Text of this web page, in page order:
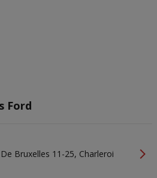
Ford
Bruxelles 11-25, Charleroi